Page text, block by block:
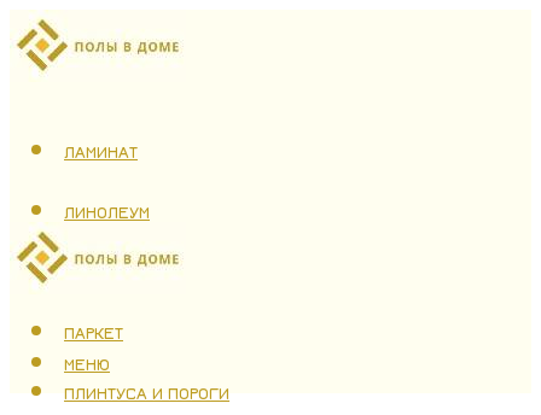
ЛАМИНАТ
ЛИНОЛЕУМ
ТЕПЛЫЙ ПОЛ
ПАРКЕТ
ПЛИНТУСА И ПОРОГИ
МЕНЮ